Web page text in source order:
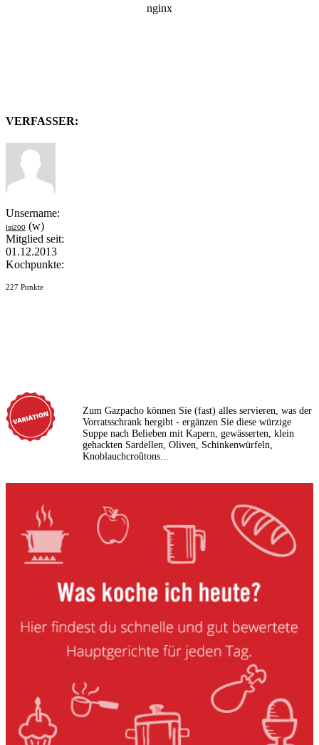
VERFASSER:
Unsername:
Isi200 (w)
Mitglied seit:
01.12.2013
Kochpunkte:
227 Punkte
Zum Gazpacho können Sie (fast) alles servieren, was der
Vorratsschrank hergibt - ergänzen Sie diese würzige
Suppe nach Belieben mit Kapern, gewässerten, klein
gehackten Sardellen, Oliven, Schinkenwürfeln,
Knoblauchcroûtons...